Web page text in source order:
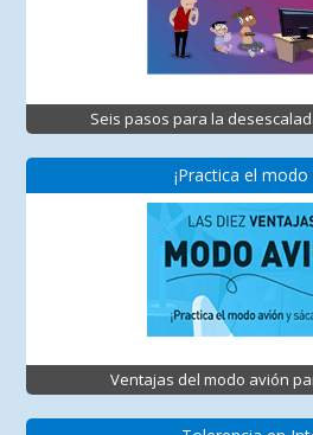
Seis pasos para la
¡Practica el modo
Ventajas del modo avión